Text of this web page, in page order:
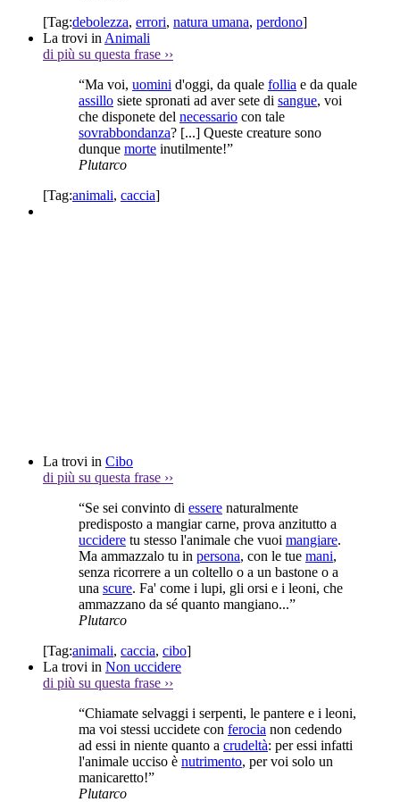
[Tag:debolezza, errori, natura umana, perdono]
La trovi in Animali
di più su questa frase ››
“Ma voi, uomini d'oggi, da quale follia e da quale
assillo siete spronati ad aver sete di sangue, voi
che disponete del necessario con tale
sovrabbondanza? [...] Queste creature sono
dunque morte inutilmente!”
Plutarco
[Tag:animali, caccia]
La trovi in Cibo
di più su questa frase ››
“Se sei convinto di essere naturalmente
predisposto a mangiar carne, prova anzitutto a
uccidere tu stesso l'animale che vuoi mangiare.
Ma ammazzalo tu in persona, con le tue mani,
senza ricorrere a un coltello o a un bastone o a
una scure. Fa' come i lupi, gli orsi e i leoni, che
ammazzano da sé quanto mangiano...”
Plutarco
[Tag:animali, caccia, cibo]
La trovi in Non uccidere
di più su questa frase ››
“Chiamate selvaggi i serpenti, le pantere e i leoni,
ma voi stessi uccidete con ferocia non cedendo
ad essi in niente quanto a crudeltà: per essi infatti
l'animale ucciso è nutrimento, per voi solo un
manicaretto!”
Plutarco